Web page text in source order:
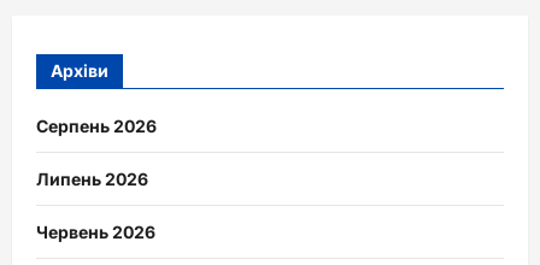
Архіви
Серпень 2026
Липень 2026
Червень 2026